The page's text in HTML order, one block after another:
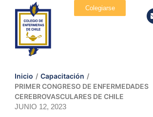
Colegiarse
Inicio / Capacitación /
PRIMER CONGRESO DE ENFERMEDADES
CEREBROVASCULARES DE CHILE
JUNIO 12, 2023